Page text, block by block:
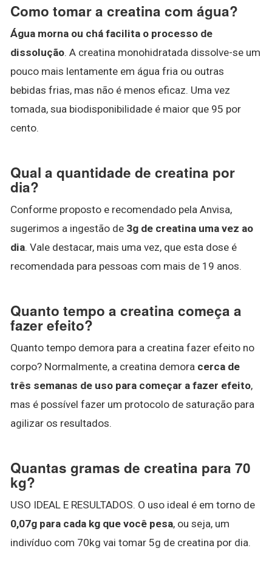
Como tomar a creatina com água?
Água morna ou chá facilita o processo de
dissolução. A creatina monohidratada dissolve-se um
pouco mais lentamente em água fria ou outras
bebidas frias, mas não é menos eficaz. Uma vez
tomada, sua biodisponibilidade é maior que 95 por
cento.
Qual a quantidade de creatina por
dia?
Conforme proposto e recomendado pela Anvisa,
sugerimos a ingestão de 3g de creatina uma vez ao
dia. Vale destacar, mais uma vez, que esta dose é
recomendada para pessoas com mais de 19 anos.
Quanto tempo a creatina começa a
fazer efeito?
Quanto tempo demora para a creatina fazer efeito no
corpo? Normalmente, a creatina demora cerca de
três semanas de uso para começar a fazer efeito,
mas é possível fazer um protocolo de saturação para
agilizar os resultados.
Quantas gramas de creatina para 70
kg?
USO IDEAL E RESULTADOS. O uso ideal é em torno de
0,07g para cada kg que você pesa, ou seja, um
indivíduo com 70kg vai tomar 5g de creatina por dia.